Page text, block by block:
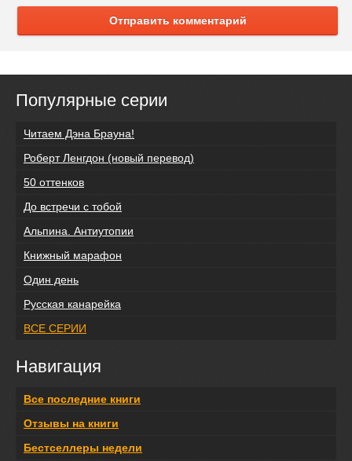
Отправить комментарий
Популярные серии
Читаем Дэна Брауна!
Роберт Ленгдон (новый перевод)
50 оттенков
До встречи с тобой
Альпина. Антиутопии
Книжный марафон
Один день
Русская канарейка
ВСЕ СЕРИИ
Навигация
Все последние книги
Отзывы на книги
Бестселлеры недели